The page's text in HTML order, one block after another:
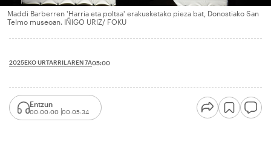
Maddi Barberren 'Harria eta poltsa' erakusketako pieza bat, Donostiako San
Telmo museoan. IÑIGO URIZ/ FOKU
2025EKO URTARRILAREN 7A05:00
Entzun
00:00:00 00:05:34